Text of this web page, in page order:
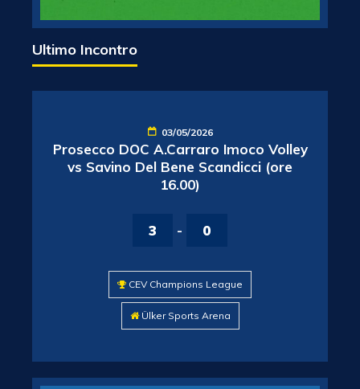
Ultimo Incontro
03/05/2026
Prosecco DOC A.Carraro Imoco Volley
vs Savino Del Bene Scandicci (ore
16.00)
3 - 0
CEV Champions League
Ülker Sports Arena